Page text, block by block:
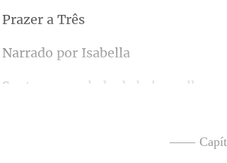
er a
por Is
her e
——